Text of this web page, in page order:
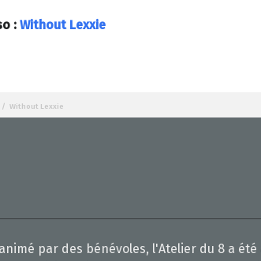
: Without Lexxie
/ Without Lexxie
par des bénévoles, l'Atelier du 8 a été